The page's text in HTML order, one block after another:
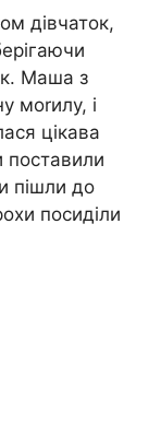
дівчаток,
Маша з
моrилу, і
цікава
поставили
пішли до
посиділи